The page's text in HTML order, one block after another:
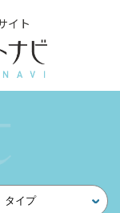
イト
タイプ